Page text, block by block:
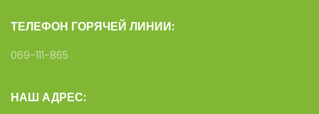
ТЕЛЕФОН ГОРЯЧЕЙ ЛИНИИ:
069-111-865
НАШ АДРЕС: